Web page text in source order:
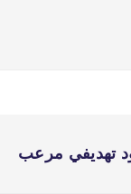
تهديفي مرعب